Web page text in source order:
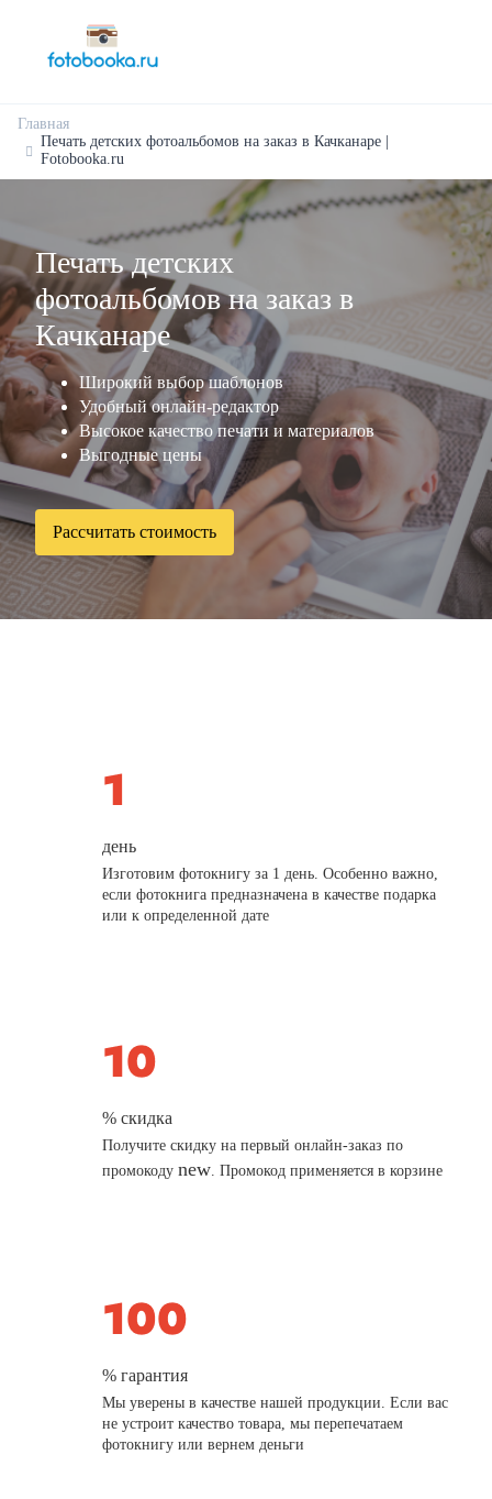
Главная
Печать детских фотоальбомов на заказ в Качканаре |
Fotobooka.ru
Печать детских
фотоальбомов на заказ в
Качканаре
Широкий выбор шаблонов
Удобный онлайн-редактор
Высокое качество печати и материалов
Выгодные цены
Рассчитать стоимость
день
Изготовим фотокнигу за 1 день. Особенно важно,
если фотокнига предназначена в качестве подарка
или к определенной дате
% скидка
Получите скидку на первый онлайн-заказ по
промокодуnew. Промокод применяется в корзине
% гарантия
Мы уверены в качестве нашей продукции. Если вас
не устроит качество товара, мы перепечатаем
фотокнигу или вернем деньги